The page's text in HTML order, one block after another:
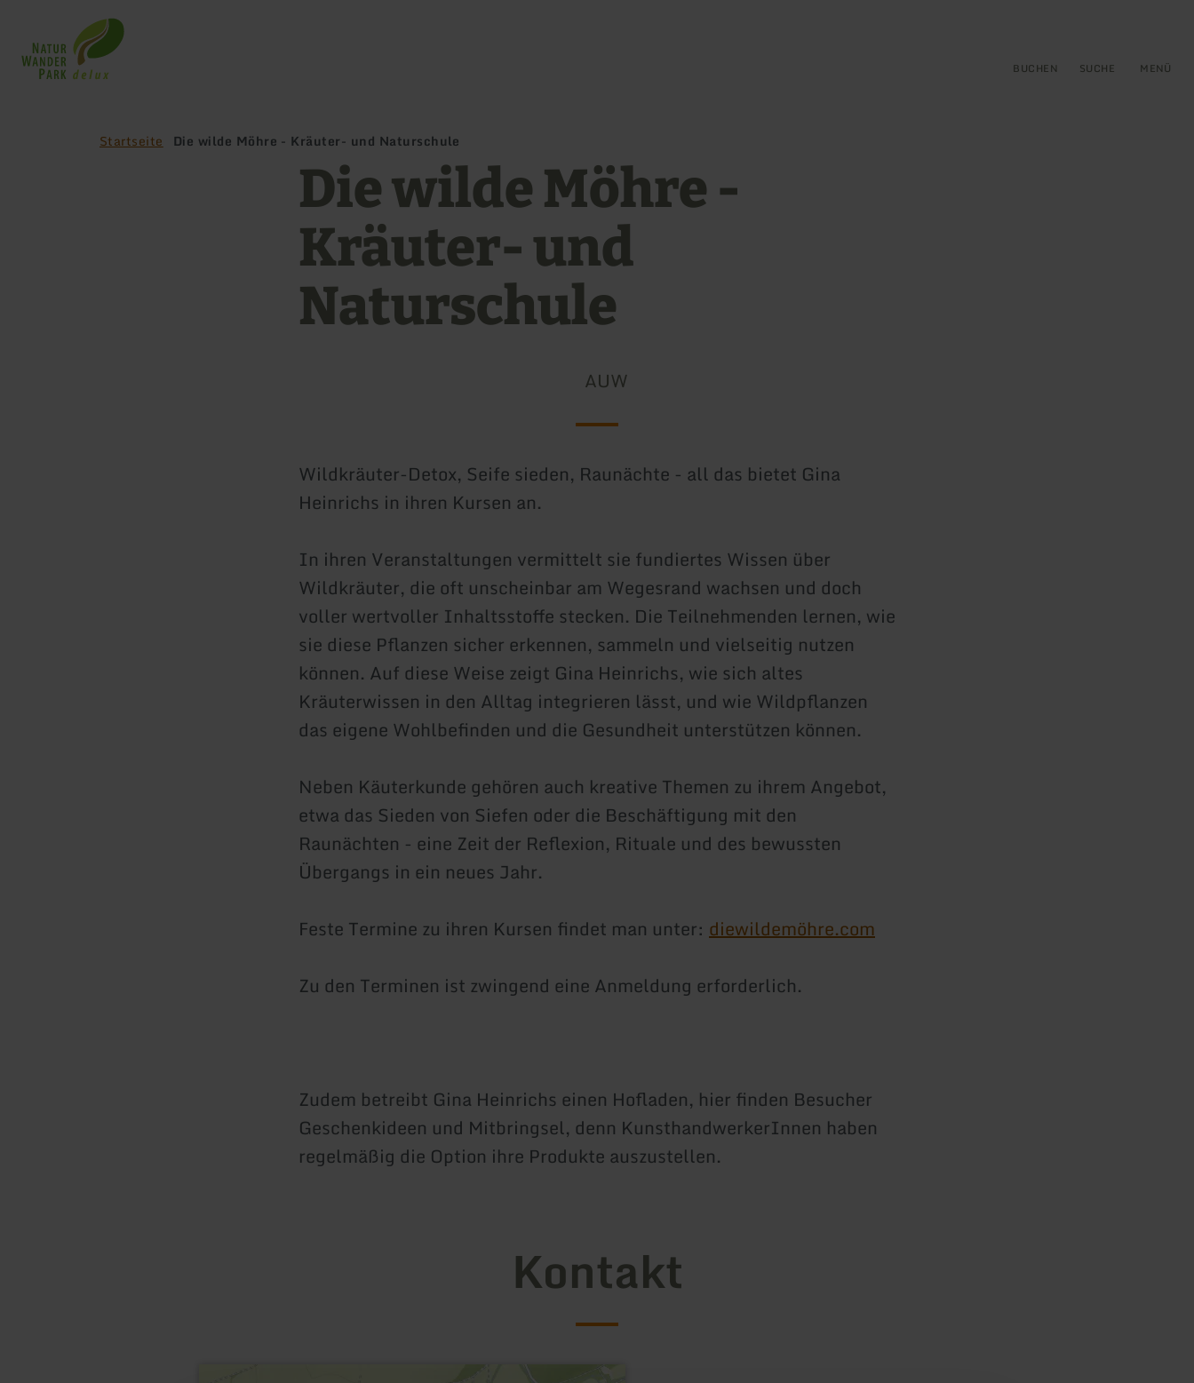
Startseite
BUCHEN SUCHE MENÜ
Startseite Die wilde Möhre - Kräuter- und Naturschule
Die wilde Möhre -
Kräuter- und
Naturschule
AUW
Wildkräuter-Detox, Seife sieden, Raunächte - all das bietet Gina
Heinrichs in ihren Kursen an.
In ihren Veranstaltungen vermittelt sie fundiertes Wissen über
Wildkräuter, die oft unscheinbar am Wegesrand wachsen und doch
voller wertvoller Inhaltsstoffe stecken. Die Teilnehmenden lernen, wie
sie diese Pflanzen sicher erkennen, sammeln und vielseitig nutzen
können. Auf diese Weise zeigt Gina Heinrichs, wie sich altes
Kräuterwissen in den Alltag integrieren lässt, und wie Wildpflanzen
das eigene Wohlbefinden und die Gesundheit unterstützen können.
Neben Käuterkunde gehören auch kreative Themen zu ihrem Angebot,
etwa das Sieden von Siefen oder die Beschäftigung mit den
Raunächten - eine Zeit der Reflexion, Rituale und des bewussten
Übergangs in ein neues Jahr.
Feste Termine zu ihren Kursen findet man unter: diewildemöhre.com
Zu den Terminen ist zwingend eine Anmeldung erforderlich.
Zudem betreibt Gina Heinrichs einen Hofladen, hier finden Besucher
Geschenkideen und Mitbringsel, denn KunsthandwerkerInnen haben
regelmäßig die Option ihre Produkte auszustellen.
Kontakt